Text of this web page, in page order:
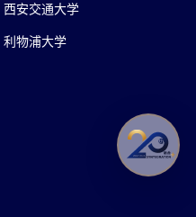
西安交通大学
利物浦大学